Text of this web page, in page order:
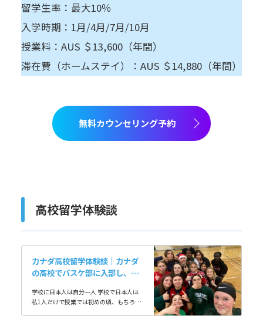
留学生率：最大10％
入学時期：1月/4月/7月/10月
授業料：AUS ＄13,600（年間）
滞在費（ホームステイ）：AUS ＄14,880（年間）
無料カウンセリング予約
高校留学体験談
カナダ高校留学体験談｜カナダ
の高校でバスケ部に入部し、卒
学校に日本人は自分一人 学校で日本人は
私1人だけで授業では初めの頃、もちろん